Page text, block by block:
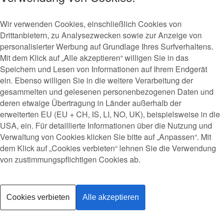
Tanzabend:Nutze die Gelegenheit, dein Tanzwissen zu
vertiefen, neue Tänzer/innen kennenzulernen und dich
auszutauschen. Hier hast du zusätzlich die Möglichkeit, offene
Fragen zu klären.( kein Unterricht) Eine Anmeldung ist nicht
erforderlich – komm einfach vorbei und Tanz mit!
TERMINE :
Aktuell keine Termine!!!
Kosten: 3,- Euro pro Person
Datenschutz
Wir verwenden Cookies, einschließlich Cookies von
Drittanbietern, zu Analysezwecken sowie zur Anzeige von
personalisierter Werbung auf Grundlage Ihres Surfverhaltens.
Mit dem Klick auf „Alle akzeptieren“ willigen Sie in das
Speichern und Lesen von Informationen auf Ihrem Endgerät
ein. Ebenso willigen Sie in die weitere Verarbeitung der
gesammelten und gelesenen personenbezogenen Daten und
deren etwaige Übertragung in Länder außerhalb der
erweiterten EU (EU + CH, IS, LI, NO, UK), beispielsweise in die
USA, ein. Für detaillierte Informationen über die Nutzung und
Verwaltung von Cookies klicken Sie bitte auf „Anpassen“. Mit
dem Klick auf „Cookies verbieten“ lehnen Sie die Verwendung
von zustimmungspflichtigen Cookies ab.
Cookies verbieten Alle akzeptieren